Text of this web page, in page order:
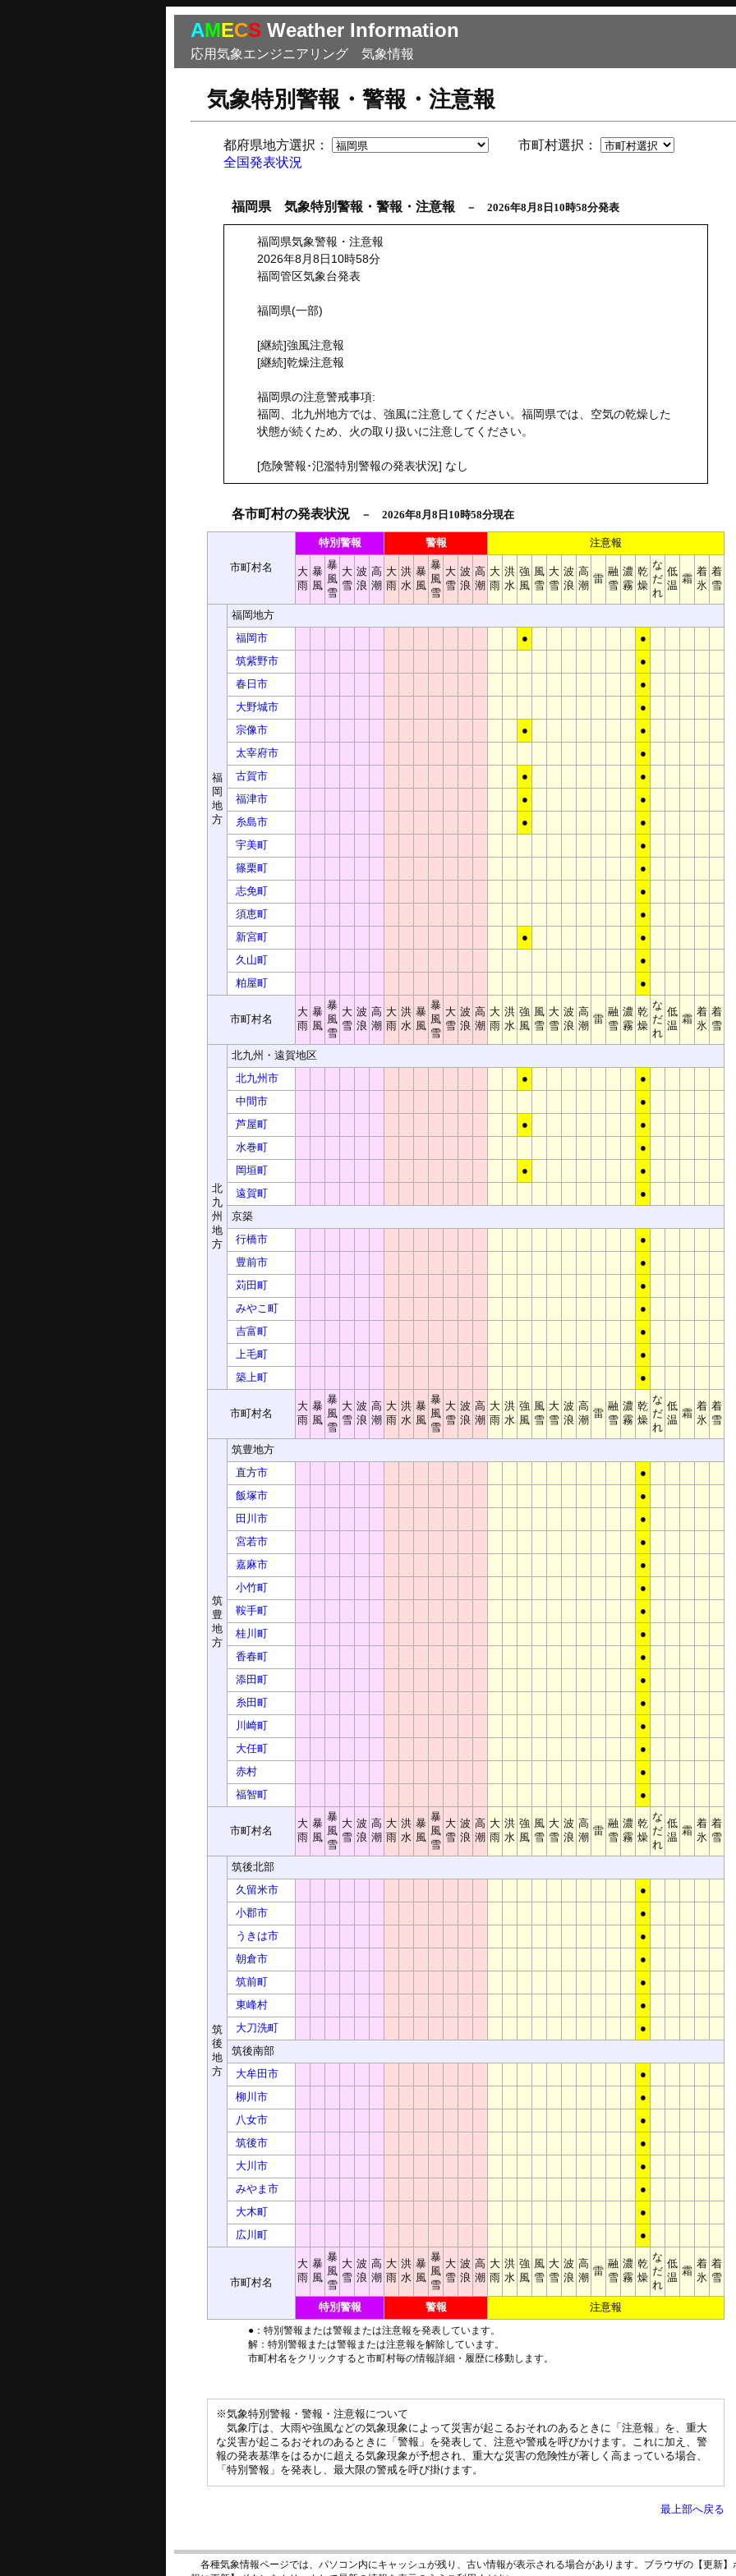
AMECS Weather Information
応用気象エンジニアリング 気象情報
気象特別警報・警報・注意報
都府県地方選択：
市町村選択：
全国発表状況
福岡県 気象特別警報・警報・注意報 － 2026年8月8日10時58分発表
福岡県気象警報・注意報
2026年8月8日10時58分
福岡管区気象台発表
福岡県(一部)
[継続]強風注意報
[継続]乾燥注意報
福岡県の注意警戒事項:
福岡、北九州地方では、強風に注意してください。福岡県では、空気の乾燥した
状態が続くため、火の取り扱いに注意してください。
[危険警報･氾濫特別警報の発表状況] なし
各市町村の発表状況 － 2026年8月8日10時58分現在
市町村名
特別警報 警報 注意報
大
雨
暴
風
暴
風
雪
大
雪
波
浪
高
潮
大
雨
洪
水
暴
風
暴
風
雪
大
雪
波
浪
高
潮
大
雨
洪
水
強
風
風
雪
大
雪
波
浪
高
潮
雷
融
雪
濃
霧
乾
燥
な
だ
れ
低
温
霜
着
氷
着
雪
福
岡
地
方
福岡地方
福岡市
●
●
筑紫野市
●
春日市
●
大野城市
●
宗像市
●
●
太宰府市
●
古賀市
●
●
福津市
●
●
糸島市
●
●
宇美町
●
篠栗町
●
志免町
●
須恵町
●
新宮町
●
●
久山町
●
粕屋町
●
市町村名
大
雨
暴
風
暴
風
雪
大
雪
波
浪
高
潮
大
雨
洪
水
暴
風
暴
風
雪
大
雪
波
浪
高
潮
大
雨
洪
水
強
風
風
雪
大
雪
波
浪
高
潮
雷
融
雪
濃
霧
乾
燥
な
だ
れ
低
温
霜
着
氷
着
雪
北
九
州
地
方
北九州・遠賀地区
北九州市
●
●
中間市
●
芦屋町
●
●
水巻町
●
岡垣町
●
●
遠賀町
●
京築
行橋市
●
豊前市
●
苅田町
●
みやこ町
●
吉富町
●
上毛町
●
築上町
●
市町村名
大
雨
暴
風
暴
風
雪
大
雪
波
浪
高
潮
大
雨
洪
水
暴
風
暴
風
雪
大
雪
波
浪
高
潮
大
雨
洪
水
強
風
風
雪
大
雪
波
浪
高
潮
雷
融
雪
濃
霧
乾
燥
な
だ
れ
低
温
霜
着
氷
着
雪
筑
豊
地
方
筑豊地方
直方市
●
飯塚市
●
田川市
●
宮若市
●
嘉麻市
●
小竹町
●
鞍手町
●
桂川町
●
香春町
●
添田町
●
糸田町
●
川崎町
●
大任町
●
赤村
●
福智町
●
市町村名
大
雨
暴
風
暴
風
雪
大
雪
波
浪
高
潮
大
雨
洪
水
暴
風
暴
風
雪
大
雪
波
浪
高
潮
大
雨
洪
水
強
風
風
雪
大
雪
波
浪
高
潮
雷
融
雪
濃
霧
乾
燥
な
だ
れ
低
温
霜
着
氷
着
雪
筑
後
地
方
筑後北部
久留米市
●
小郡市
●
うきは市
●
朝倉市
●
筑前町
●
東峰村
●
大刀洗町
●
筑後南部
大牟田市
●
柳川市
●
八女市
●
筑後市
●
大川市
●
みやま市
●
大木町
●
広川町
●
市町村名
大
雨
暴
風
暴
風
雪
大
雪
波
浪
高
潮
大
雨
洪
水
暴
風
暴
風
雪
大
雪
波
浪
高
潮
大
雨
洪
水
強
風
風
雪
大
雪
波
浪
高
潮
雷
融
雪
濃
霧
乾
燥
な
だ
れ
低
温
霜
着
氷
着
雪
特別警報 警報
注意報
●：特別警報または警報または注意報を発表しています。
解：特別警報または警報または注意報を解除しています。
市町村名をクリックすると市町村毎の情報詳細・履歴に移動します。
※気象特別警報・警報・注意報について
気象庁は、大雨や強風などの気象現象によって災害が起こるおそれのあるときに「注意報」を、重大
な災害が起こるおそれのあるときに「警報」を発表して、注意や警戒を呼びかけます。これに加え、警
報の発表基準をはるかに超える気象現象が予想され、重大な災害の危険性が著しく高まっている場合、
「特別警報」を発表し、最大限の警戒を呼び掛けます。
最上部へ戻る
各種気象情報ページでは、パソコン内にキャッシュが残り、古い情報が表示される場合があります。ブラウザの【更新